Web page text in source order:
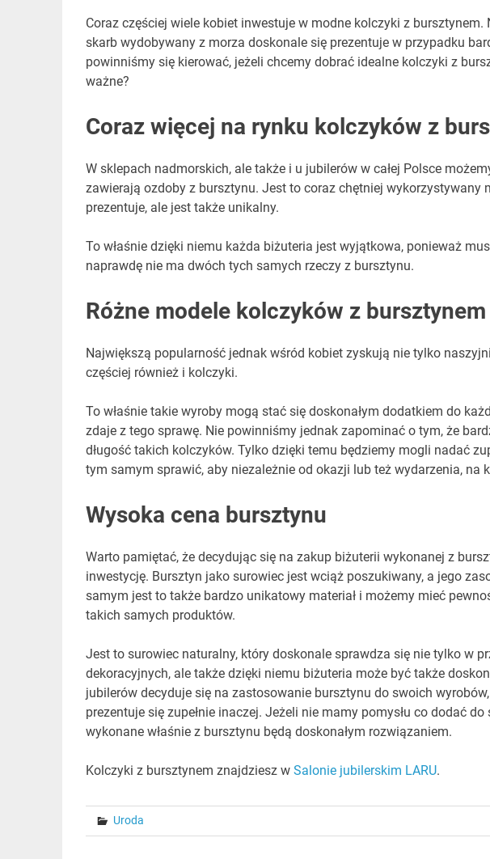
Coraz częściej wiele kobiet inwestuje w modne kolczyki z
skarb wydobywany z morza doskonale się prezentuje w przypadku
powinniśmy się kierować, jeżeli chcemy dobrać idealne kolczyki z
ważne?
Coraz więcej na rynku kolczyków z
W sklepach nadmorskich, ale także i u jubilerów w całej Polsce
zawierają ozdoby z bursztynu. Jest to coraz chętniej wykorzystywany
prezentuje, ale jest także unikalny.
To właśnie dzięki niemu każda biżuteria jest wyjątkowa, ponieważ
naprawdę nie ma dwóch tych samych rzeczy z bursztynu.
Różne modele kolczyków z bursztynem
Największą popularność jednak wśród kobiet zyskują nie tylko
częściej również i kolczyki.
To właśnie takie wyroby mogą stać się doskonałym dodatkiem do
zdaje z tego sprawę. Nie powinniśmy jednak zapominać o tym, że
długość takich kolczyków. Tylko dzięki temu będziemy mogli nadać
tym samym sprawić, aby niezależnie od okazji lub też wydarzenia, na
Wysoka cena bursztynu
Warto pamiętać, że decydując się na zakup biżuterii wykonanej z
inwestycję. Bursztyn jako surowiec jest wciąż poszukiwany, a jego
samym jest to także bardzo unikatowy materiał i możemy mieć
takich samych produktów.
Jest to surowiec naturalny, który doskonale sprawdza się nie tylko w
dekoracyjnych, ale także dzięki niemu biżuteria może być także
jubilerów decyduje się na zastosowanie bursztynu do swoich
prezentuje się zupełnie inaczej. Jeżeli nie mamy pomysłu co dodać
wykonane właśnie z bursztynu będą doskonałym rozwiązaniem.
Kolczyki z bursztynem znajdziesz w Salonie jubilerskim LARU.
Uroda